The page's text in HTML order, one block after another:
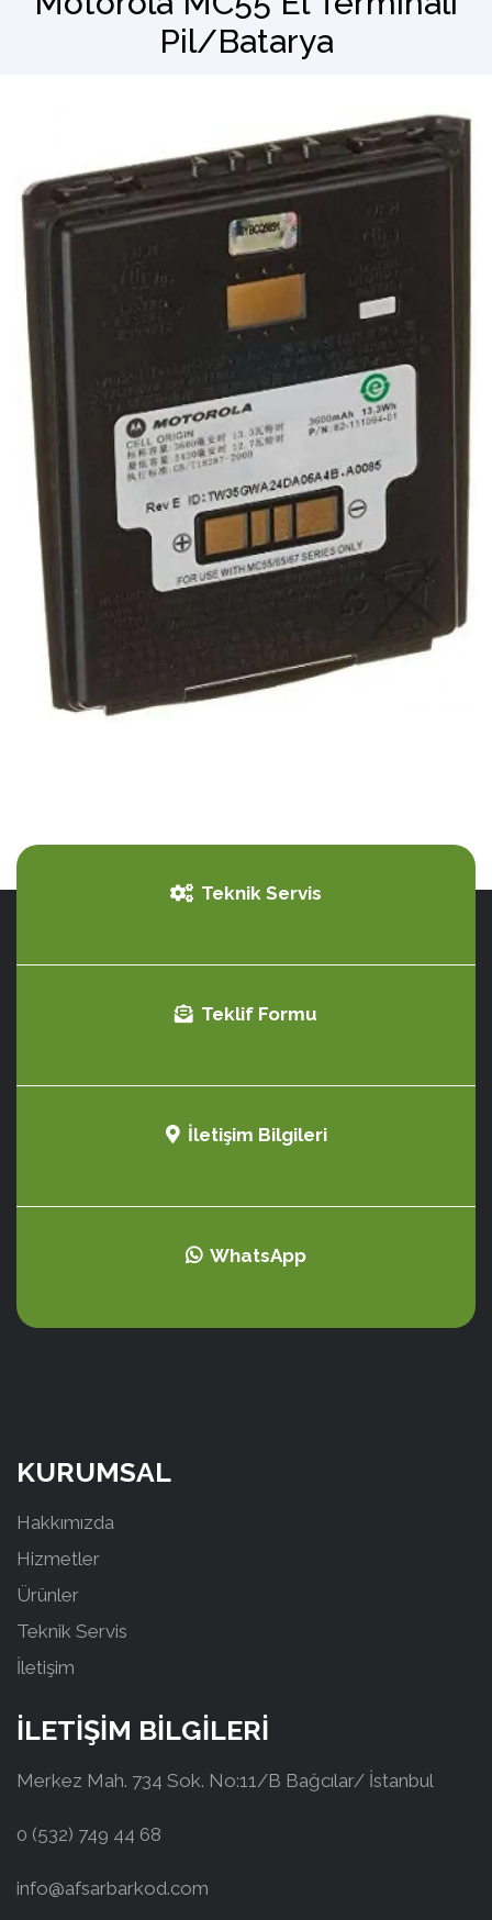
Barkod OkuyucuPil/Batarya
Teknik Servis
Teklif Formu
İletişim Bilgileri
WhatsApp
KURUMSAL
Hakkımızda
Hizmetler
Ürünler
Teknik Servis
İletişim
İLETİŞİM BİLGİLERİ
Merkez Mah. 734 Sok. No:11/B Bağcılar/ İstanbul
0 (532) 749 44 68
info@afsarbarkod.com